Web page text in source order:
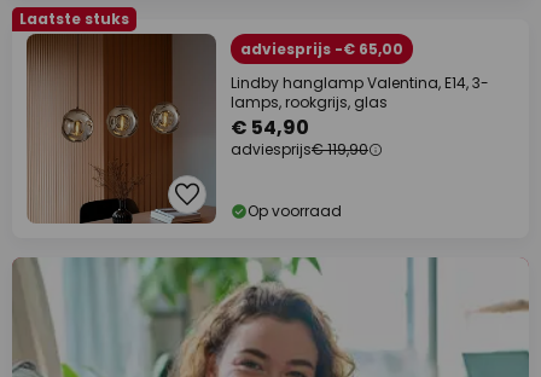
Laatste stuks
adviesprijs -€ 65,00
Lindby hanglamp Valentina, E14, 3-
lamps, rookgrijs, glas
€ 54,90
adviesprijs€ 119,90
Op voorraad